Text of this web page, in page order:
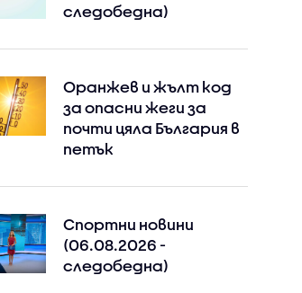
следобедна)
Оранжев и жълт код
за опасни жеги за
почти цяла България в
петък
Спортни новини
(06.08.2026 -
следобедна)